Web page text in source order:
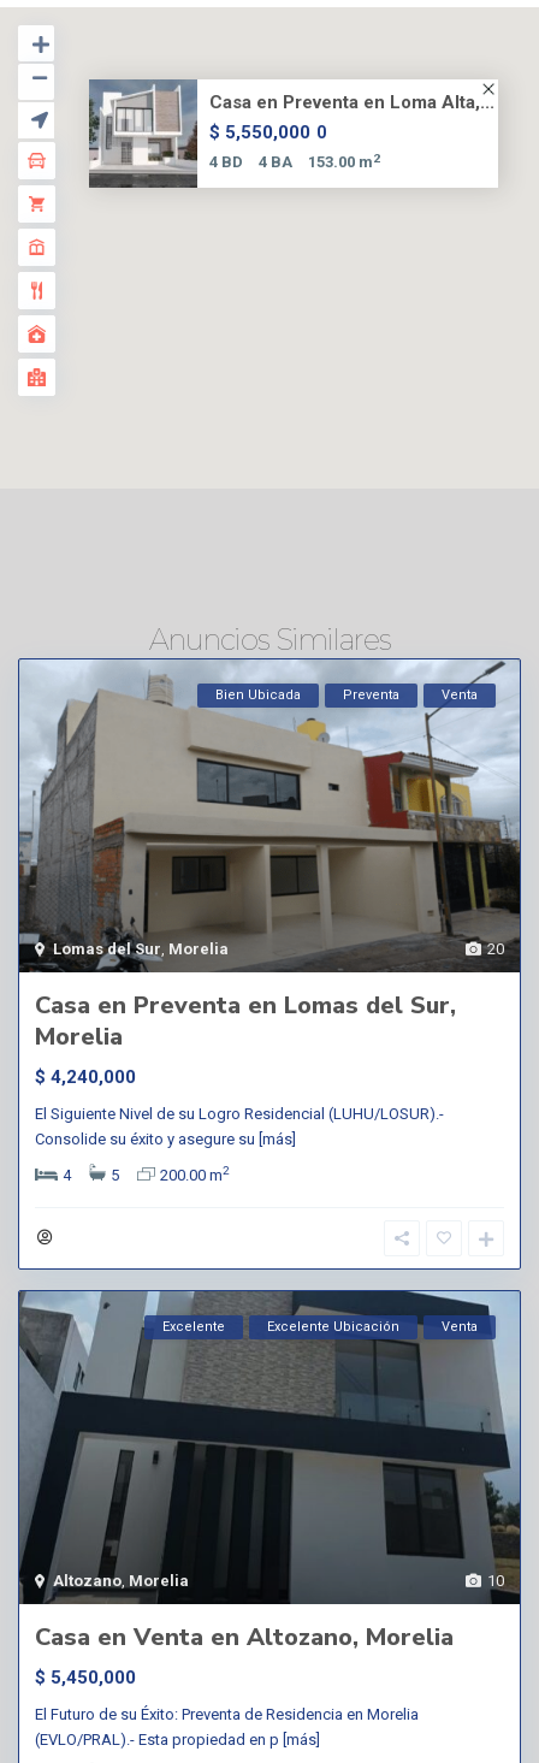
Casa en Preventa en Loma Alta,...
$ 5,550,000 0
4 BD 4 BA 153.00 m2
Anuncios Similares
20
Lomas del Sur, Morelia
Bien Ubicada Preventa Venta
Casa en Preventa en Lomas del Sur,
Morelia
$ 4,240,000
El Siguiente Nivel de su Logro Residencial (LUHU/LOSUR).-
Consolide su éxito y asegure su [más]
4
5 200.00 m2
10
Altozano, Morelia
Excelente Excelente Ubicación Venta
Casa en Venta en Altozano, Morelia
$ 5,450,000
El Futuro de su Éxito: Preventa de Residencia en Morelia
(EVLO/PRAL).- Esta propiedad en p [más]